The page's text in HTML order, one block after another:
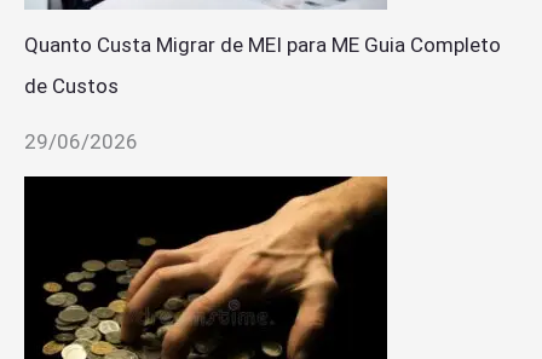
Quanto Custa Migrar de MEI para ME Guia Completo
de Custos
29/06/2026